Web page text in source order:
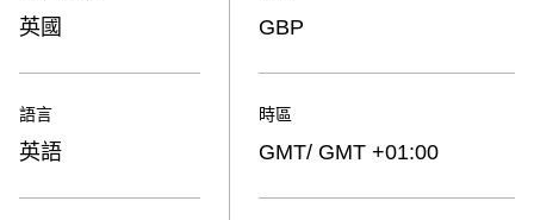
英國
語言
英語
GBP
時區
GMT/ GMT +01:00